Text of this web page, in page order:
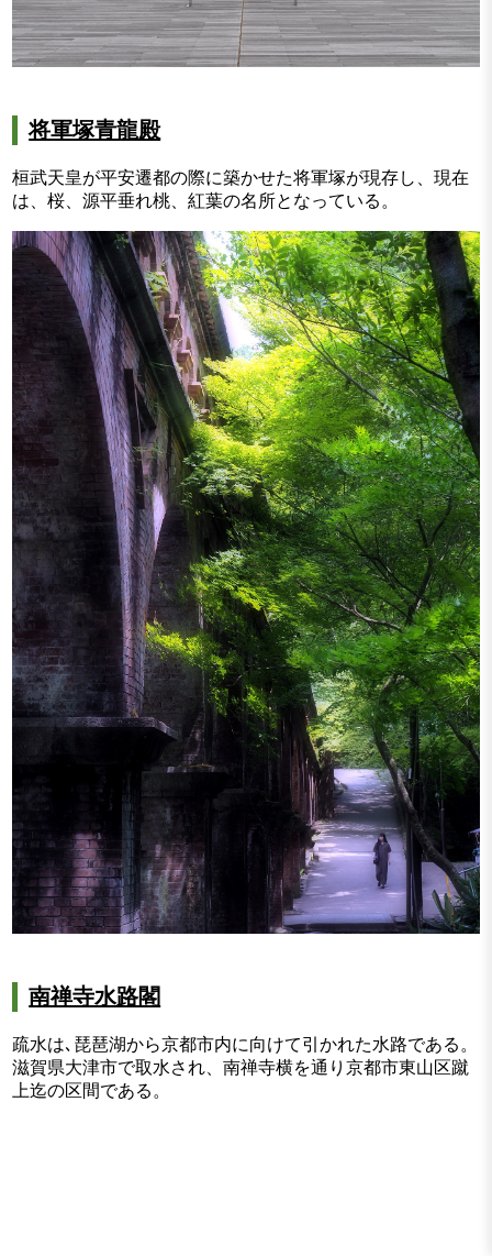
将軍塚青龍殿
桓武天皇が平安遷都の際に築かせた将軍塚が現存し、現在
は、桜、源平垂れ桃、紅葉の名所となっている。
南禅寺水路閣
疏水は､琵琶湖から京都市内に向けて引かれた水路である。
滋賀県大津市で取水され、南禅寺横を通り京都市東山区蹴
上迄の区間である。